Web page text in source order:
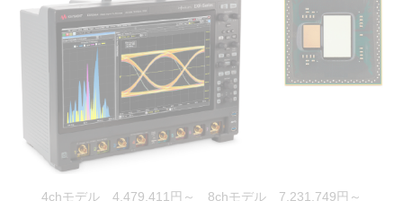
4chモデル 4,479,411円～ 8chモデル 7,231,749円～